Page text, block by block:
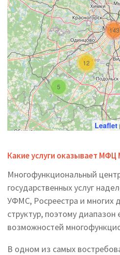
143
12
5
Leaflet
Какие услуги оказывает
Многофункциональный
государственных услуг
УФМС, Росреестра и многих
структур, поэтому диапазон
возможностей
В одном из самых